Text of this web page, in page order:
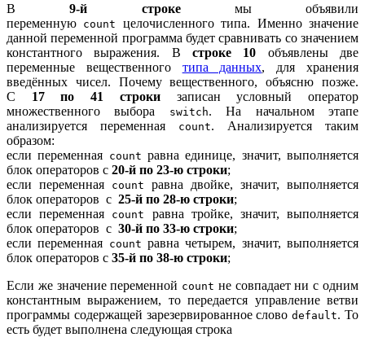
В9-й строкемы объявили
переменную count
целочисленного типа. Именно значение
данной переменной программа будет сравнивать со значением
константного выражения. В строке 10 объявлены две
переменные вещественного типа данных, для хранения
введённых чисел. Почему вещественного, объясню позже.
С 17 по 41 строки записан условный оператор
множественного выбора
switch. На начальном этапе
анализируется переменная
count. Анализируется таким
образом:
если переменная count равна единице, значит, выполняется
блок операторов с 20-й по 23-ю строки;
если переменная
count
равна двойке, значит, выполняется
блок операторов с 25-й по 28-ю строки;
если переменная
count
равна тройке, значит, выполняется
блок операторов с 30-й по 33-ю строки;
если переменная count равна четырем, значит, выполняется
блок операторов с 35-й по 38-ю строки;
Если же значение переменной count не совпадает ни с одним
константным выражением, то передается управление ветви
программы содержащей зарезервированное словоdefault. То
есть будет выполнена следующая строка